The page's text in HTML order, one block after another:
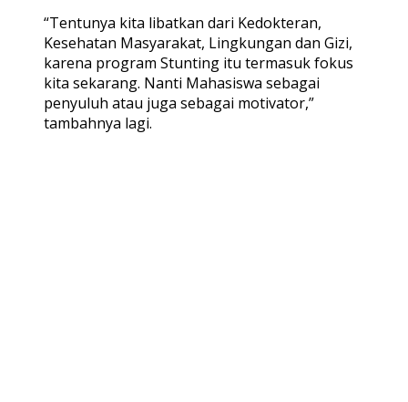
“Tentunya kita libatkan dari Kedokteran,
Kesehatan Masyarakat, Lingkungan dan Gizi,
karena program Stunting itu termasuk fokus
kita sekarang. Nanti Mahasiswa sebagai
penyuluh atau juga sebagai motivator,”
tambahnya lagi.